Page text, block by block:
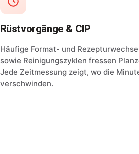
Rüstvorgänge & CIP
Häufige Format- und Rezepturwechsel
sowie Reinigungszyklen fressen
Jede Zeitmessung zeigt, wo die
verschwinden.